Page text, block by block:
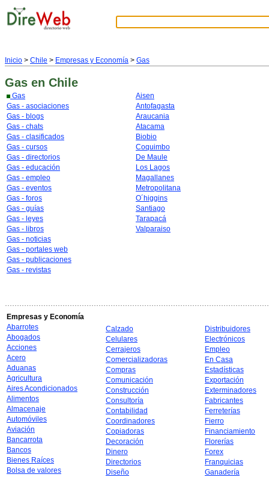
Inicio > Chile > Empresas y Economía > Gas
Gas en Chile
Gas
Gas - asociaciones
Gas - blogs
Gas - chats
Gas - clasificados
Gas - cursos
Gas - directorios
Gas - educación
Gas - empleo
Gas - eventos
Gas - foros
Gas - guías
Gas - leyes
Gas - libros
Gas - noticias
Gas - portales web
Gas - publicaciones
Gas - revistas
Aisen
Antofagasta
Araucania
Atacama
Biobio
Coquimbo
De Maule
Los Lagos
Magallanes
Metropolitana
O´higgins
Santiago
Tarapacá
Valparaiso
Empresas y Economía
Abarrotes
Abogados
Acciones
Acero
Aduanas
Agricultura
Aires Acondicionados
Alimentos
Almacenaje
Automóviles
Aviación
Bancarrota
Bancos
Bienes Raíces
Bolsa de valores
Calzado
Celulares
Cerrajeros
Comercializadoras
Compras
Comunicación
Construcción
Consultoría
Contabilidad
Coordinadores
Copiadoras
Decoración
Dinero
Directorios
Diseño
Distribuidores
Electrónicos
Empleo
En Casa
Estadísticas
Exportación
Exterminadores
Fabricantes
Ferreterías
Fierro
Financiamiento
Florerías
Forex
Franquicias
Ganadería